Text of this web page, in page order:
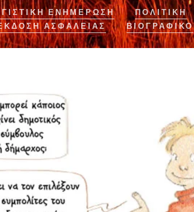
ΕΝΗΜΈΡΩΣΗ ΠΟΛΙΤΙΚΗ
ΈΚΔΟΣΗ ΑΣΦΆΛΕΙΑΣ
ΒΙΟΓΡΑΦΙΚΌ